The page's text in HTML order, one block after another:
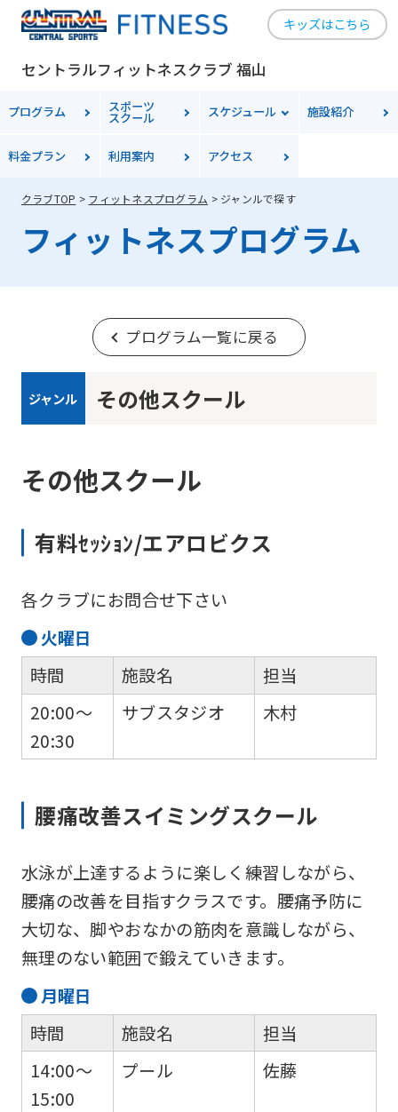
キッズはこちら
セントラルフィットネスクラブ 福山
プログラム スポーツ
スクール スケジュール 施設紹介
料金プラン 利用案内 アクセス
クラブTOP フィットネスプログラム ジャンルで探す
フィットネスプログラム
プログラム一覧に戻る
ジャンル その他スクール
その他スクール
有料ｾｯｼｮﾝ/エアロビクス
各クラブにお問合せ下さい
火曜日
時間
20:00～
20:30
施設名
サブスタジオ
担当
木村
腰痛改善スイミングスクール
水泳が上達するように楽しく練習しながら、
腰痛の改善を目指すクラスです。腰痛予防に
大切な、脚やおなかの筋肉を意識しながら、
無理のない範囲で鍛えていきます。
月曜日
時間
14:00～
15:00
施設名
プール
担当
佐藤